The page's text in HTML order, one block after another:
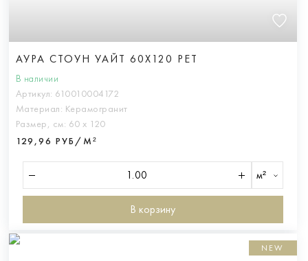
АУРА СТОУН УАЙТ 60X120 РЕТ
В наличии
Артикул: 610010004172
Материал: Керамогранит
Размер, см: 60 х 120
129,96 РУБ/М²
м²
В корзину
NEW